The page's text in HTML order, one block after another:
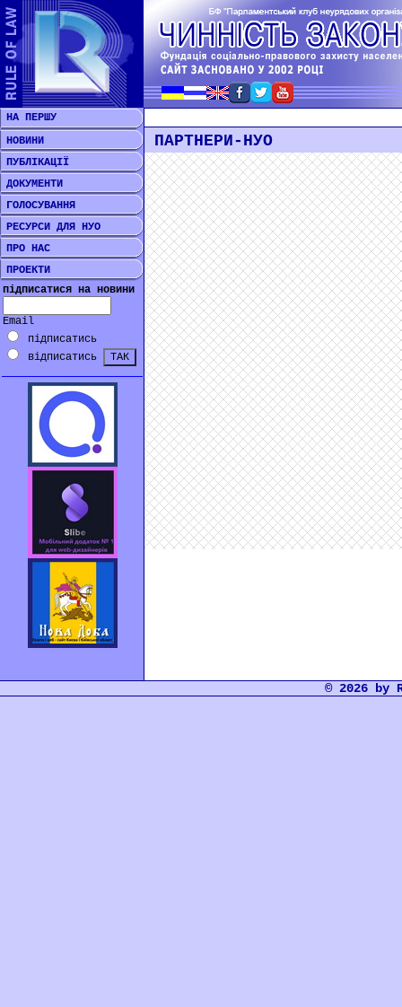
НА ПЕРШУ
НОВИНИ
ПУБЛІКАЦІЇ
ДОКУМЕНТИ
ГОЛОСУВАННЯ
РЕСУРСИ ДЛЯ НУО
ПРО НАС
ПРОЕКТИ
підписатися на новини
Email
підписатись
відписатись
ПАРТНЕРИ-НУО
© 2026 by